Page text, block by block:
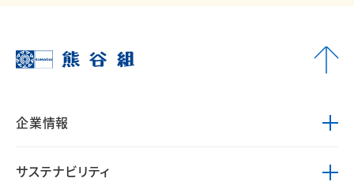
企業情報
サステナビリティ